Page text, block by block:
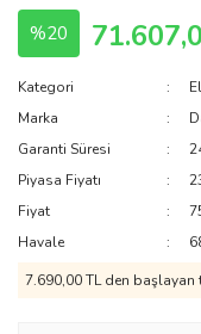
%20
Kategori
Marka
Garanti Süresi
Piyasa Fiyatı
Fiyat
Havale
7.690,00 TL den başlayan